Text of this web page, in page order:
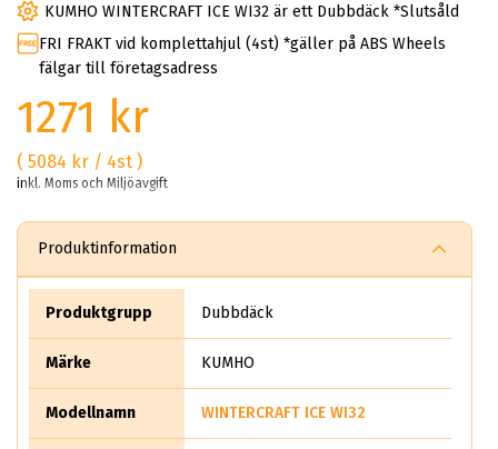
KUMHO WINTERCRAFT ICE WI32 är ett Dubbdäck *Slutsåld
FRI FRAKT vid komplettahjul (4st) *gäller på ABS Wheels
fälgar till företagsadress
1271 kr
( 5084 kr / 4st )
inkl. Moms och Miljöavgift
Produktinformation
Produktgrupp Dubbdäck
Märke KUMHO
Modellnamn WINTERCRAFT ICE WI32